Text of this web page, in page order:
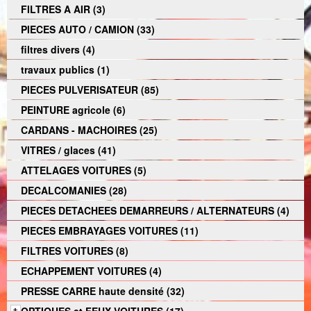
FILTRES A AIR (3)
PIECES AUTO / CAMION (33)
filtres divers (4)
travaux publics (1)
PIECES PULVERISATEUR (85)
PEINTURE agricole (6)
CARDANS - MACHOIRES (25)
VITRES / glaces (41)
ATTELAGES VOITURES (5)
DECALCOMANIES (28)
PIECES DETACHEES DEMARREURS / ALTERNATEURS (4)
PIECES EMBRAYAGES VOITURES (11)
FILTRES VOITURES (8)
ECHAPPEMENT VOITURES (4)
PRESSE CARRE haute densité (32)